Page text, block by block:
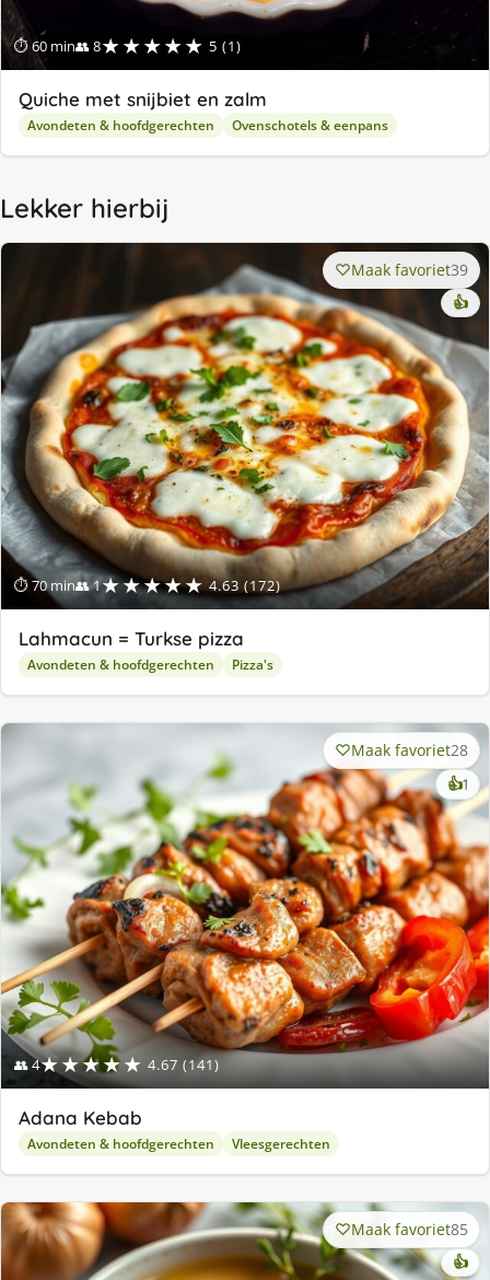
⏱ 60 min👥 8★★★★★ 5 (1)
Quiche met snijbiet en zalm
Avondeten & hoofdgerechten Ovenschotels & eenpans
Lekker hierbij
⏱ 70 min👥 1★★★★★ 4.63 (172)
Maak favoriet39
👍
Lahmacun = Turkse pizza
Avondeten & hoofdgerechten Pizza's
👥 4★★★★★ 4.67 (141)
Maak favoriet28
👍1
Adana Kebab
Avondeten & hoofdgerechten Vleesgerechten
Maak favoriet85
👍